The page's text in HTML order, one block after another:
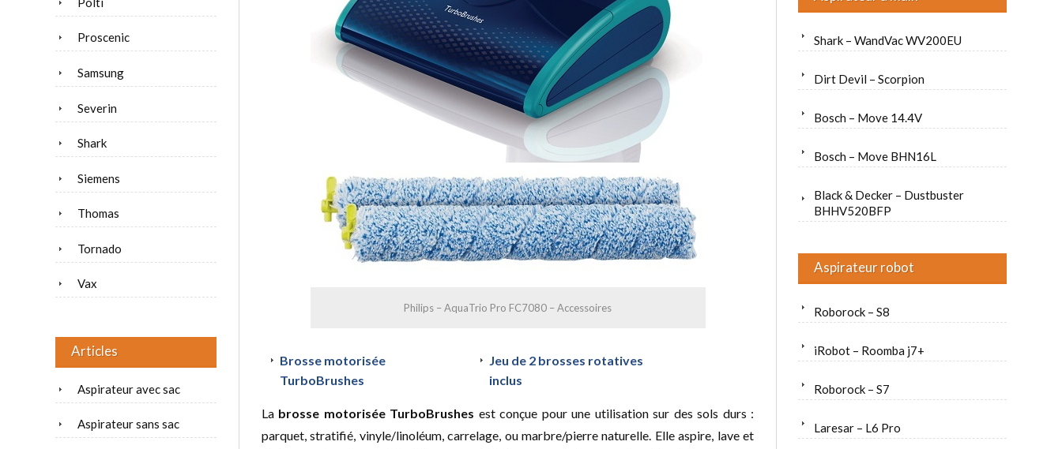
Philips – AquaTrio Pro FC7080 – Accessoires
Brosse motorisée
TurboBrushes
Jeu de 2 brosses rotatives
inclus
La brosse motorisée TurboBrushes est conçue pour une utilisation sur des sols durs :
parquet, stratifié, vinyle/linoléum, carrelage, ou marbre/pierre naturelle. Elle aspire, lave et
Shark – WandVac WV200EU
Dirt Devil – Scorpion
Bosch – Move 14.4V
Bosch – Move BHN16L
Black & Decker – Dustbuster
BHHV520BFP
Aspirateur robot
Roborock – S8
iRobot – Roomba j7+
Roborock – S7
Laresar – L6 Pro
Proscenic
Samsung
Severin
Shark
Siemens
Thomas
Tornado
Vax
Articles
Aspirateur avec sac
Aspirateur sans sac